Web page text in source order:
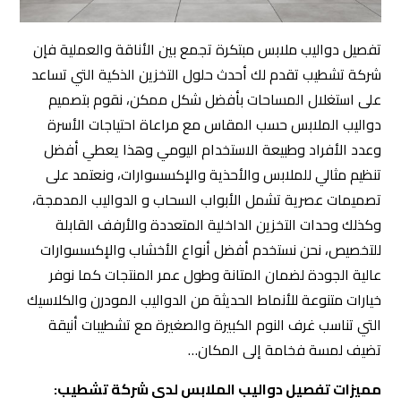
تفصيل دواليب ملابس مبتكرة تجمع بين الأناقة والعملية فإن
شركة تشطيب تقدم لك أحدث حلول التخزين الذكية التي تساعد
على استغلال المساحات بأفضل شكل ممكن، نقوم بتصميم
دواليب الملابس حسب المقاس مع مراعاة احتياجات الأسرة
وعدد الأفراد وطبيعة الاستخدام اليومي وهذا يعطي أفضل
تنظيم مثالي للملابس والأحذية والإكسسوارات، ونعتمد على
تصميمات عصرية تشمل الأبواب السحاب و الدواليب المدمجة،
وكذلك وحدات التخزين الداخلية المتعددة والأرفف القابلة
للتخصيص، نحن نستخدم أفضل أنواع الأخشاب والإكسسوارات
عالية الجودة لضمان المتانة وطول عمر المنتجات كما نوفر
خيارات متنوعة للأنماط الحديثة من الدواليب المودرن والكلاسيك
التي تناسب غرف النوم الكبيرة والصغيرة مع تشطيبات أنيقة
تضيف لمسة فخامة إلى المكان…
مميزات تفصيل دواليب الملابس لدى شركة تشطيب: